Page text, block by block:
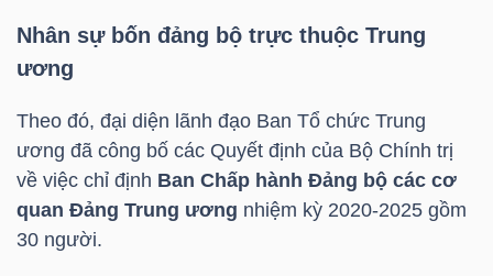
Nhân sự bốn đảng bộ trực thuộc Trung
ương
Theo đó, đại diện lãnh đạo Ban Tổ chức Trung
ương đã công bố các Quyết định của Bộ Chính trị
về việc chỉ định Ban Chấp hành Đảng bộ các cơ
quan Đảng Trung ương nhiệm kỳ 2020-2025 gồm
30 người.
ĐÔNG
DƯƠNG
TÀI
CHÍNH
CÁ